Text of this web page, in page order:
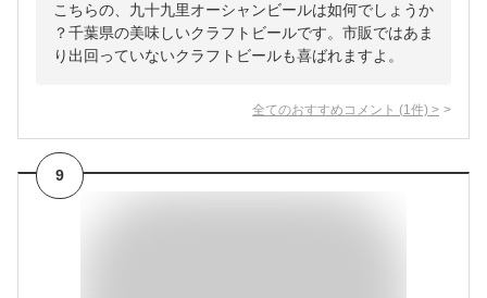
こちらの、九十九里オーシャンビールは如何でしょうか
？千葉県の美味しいクラフトビールです。市販ではあま
り出回っていないクラフトビールも喜ばれますよ。
全てのおすすめコメント (1 件) >
9